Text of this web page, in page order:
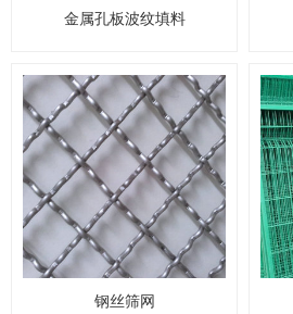
金属孔板波纹填料
钢丝筛网